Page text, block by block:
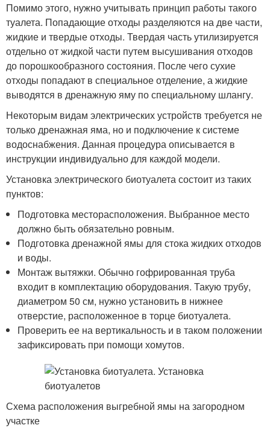
Помимо этого, нужно учитывать принцип работы такого
туалета. Попадающие отходы разделяются на две части,
жидкие и твердые отходы. Твердая часть утилизируется
отдельно от жидкой части путем высушивания отходов
до порошкообразного состояния. После чего сухие
отходы попадают в специальное отделение, а жидкие
выводятся в дренажную яму по специальному шлангу.
Некоторым видам электрических устройств требуется не
только дренажная яма, но и подключение к системе
водоснабжения. Данная процедура описывается в
инструкции индивидуально для каждой модели.
Установка электрического биотуалета состоит из таких
пунктов:
Подготовка месторасположения. Выбранное место
должно быть обязательно ровным.
Подготовка дренажной ямы для стока жидких отходов
и воды.
Монтаж вытяжки. Обычно гофрированная труба
входит в комплектацию оборудования. Такую трубу,
диаметром 50 см, нужно установить в нижнее
отверстие, расположенное в торце биотуалета.
Проверить ее на вертикальность и в таком положении
зафиксировать при помощи хомутов.
Схема расположения выгребной ямы на загородном
участке